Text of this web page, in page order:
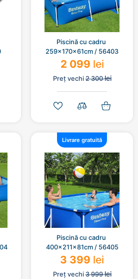
Piscină cu cadru
259x170x61cm / 56403
2 099 lei
Preț vechi2 300lei
Livrare gratuită
Piscină cu cadru
400x211x81cm / 56405
3 399 lei
Preț vechi3 999lei